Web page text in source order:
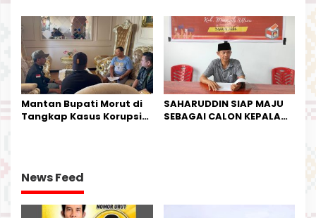
Kesempatan Terakhir
Kurban
Mantan Bupati Morut di
Tangkap Kasus Korupsi
SAHARUDDIN SIAP MAJU
SEBAGAI CALON KEPALA
News Feed